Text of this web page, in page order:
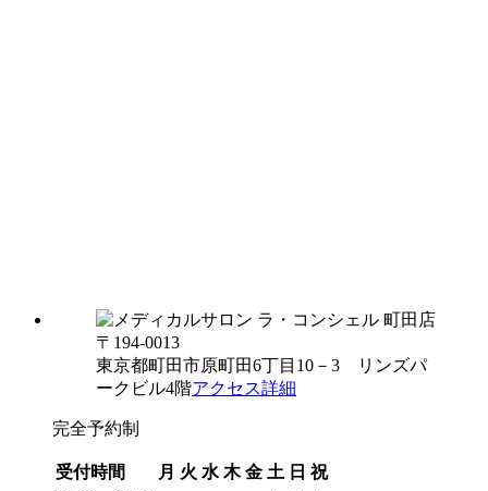
〒194-0013
東京都町田市原町田6丁目10－3 リンズパ
ークビル4階アクセス詳細
完全予約制
受付時間 月 火 水 木 金 土 日 祝